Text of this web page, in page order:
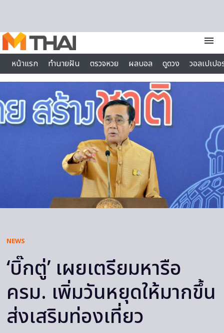
menu
หน้าแรก
ทำนายฝัน ตรวจหวย ผลบอล ดูดวง
วอลเปเป
ไลฟ์สไตล์
NEWS
‘บิ๊กตู่’ เผยเตรียมหารือ
ครม. เพิ่มวันหยุดให้มากขึ้น
ส่งเสริมท่องเที่ยว